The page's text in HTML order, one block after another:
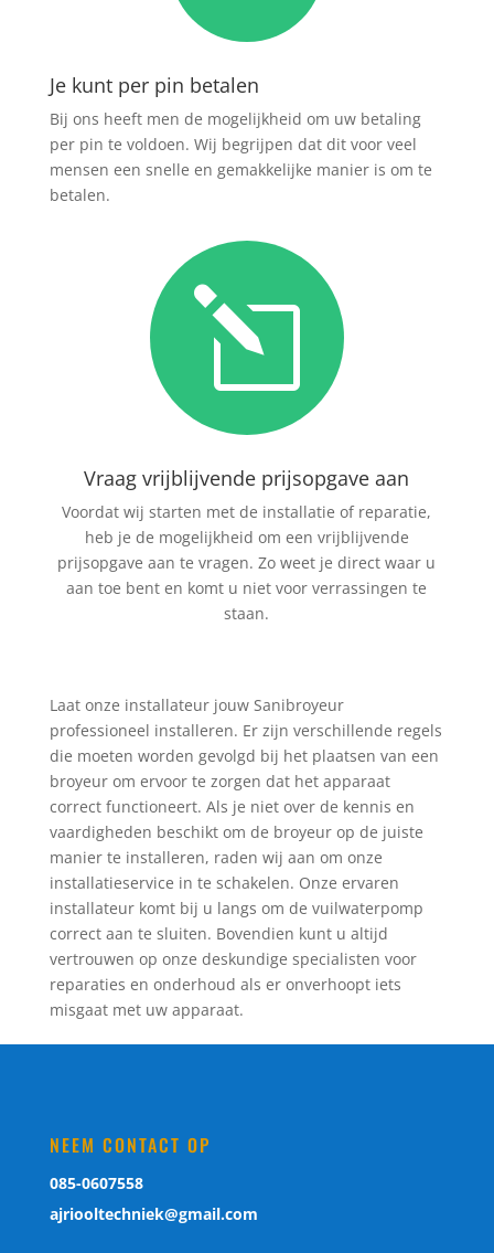
Je kunt per pin betalen
Bij ons heeft men de mogelijkheid om uw betaling
per pin te voldoen. Wij begrijpen dat dit voor veel
mensen een snelle en gemakkelijke manier is om te
betalen.
l
Vraag vrijblijvende prijsopgave aan
Voordat wij starten met de installatie of reparatie,
heb je de mogelijkheid om een vrijblijvende
prijsopgave aan te vragen. Zo weet je direct waar u
aan toe bent en komt u niet voor verrassingen te
staan.
Laat onze installateur jouw Sanibroyeur
professioneel installeren. Er zijn verschillende regels
die moeten worden gevolgd bij het plaatsen van een
broyeur om ervoor te zorgen dat het apparaat
correct functioneert. Als je niet over de kennis en
vaardigheden beschikt om de broyeur op de juiste
manier te installeren, raden wij aan om onze
installatieservice in te schakelen. Onze ervaren
installateur komt bij u langs om de vuilwaterpomp
correct aan te sluiten. Bovendien kunt u altijd
vertrouwen op onze deskundige specialisten voor
reparaties en onderhoud als er onverhoopt iets
misgaat met uw apparaat.
NEEM CONTACT OP
085-0607558
ajriooltechniek@gmail.com